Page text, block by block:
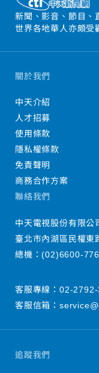
新聞、影音、節目、
世界各地華人亦頗受
追蹤我們
關於我們
中天介紹
人才招募
使用條款
隱私權條款
免責聲明
商務合作方案
聯絡我們
中天電視股份有限公
臺北市內湖區民權東
總機：(02)6600-
客服專線： 02-2792-
客服信箱：